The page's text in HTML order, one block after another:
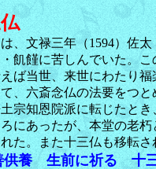
文禄三年（1594）佐太
飢饉に苦しんでいた。
ば当世、来世にわたり
、六斎念仏の法要をつ
宗知恩院派に転じたと
にあったが、本堂の老
た。また十三仏も移転さ
供養 生前に祈る 十